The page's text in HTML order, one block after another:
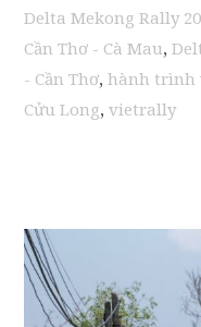
Delta Mekong Rally
Cần Thơ - Cà Mau,
- Cần Thơ,hành trình
Cửu Long,vietrally